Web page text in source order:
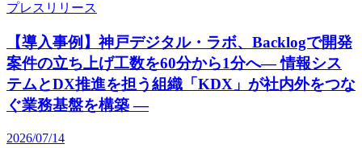
プレスリリース
【導入事例】神戸デジタル・ラボ、Backlogで開発
案件の立ち上げ工数を60分から1分へ― 情報シス
テムとDX推進を担う組織「KDX」が社内外をつな
ぐ業務基盤を構築 ―
2026/07/14